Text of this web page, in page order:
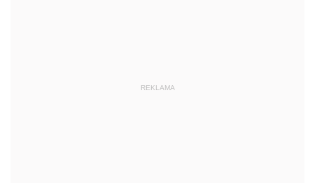
REKLAMA